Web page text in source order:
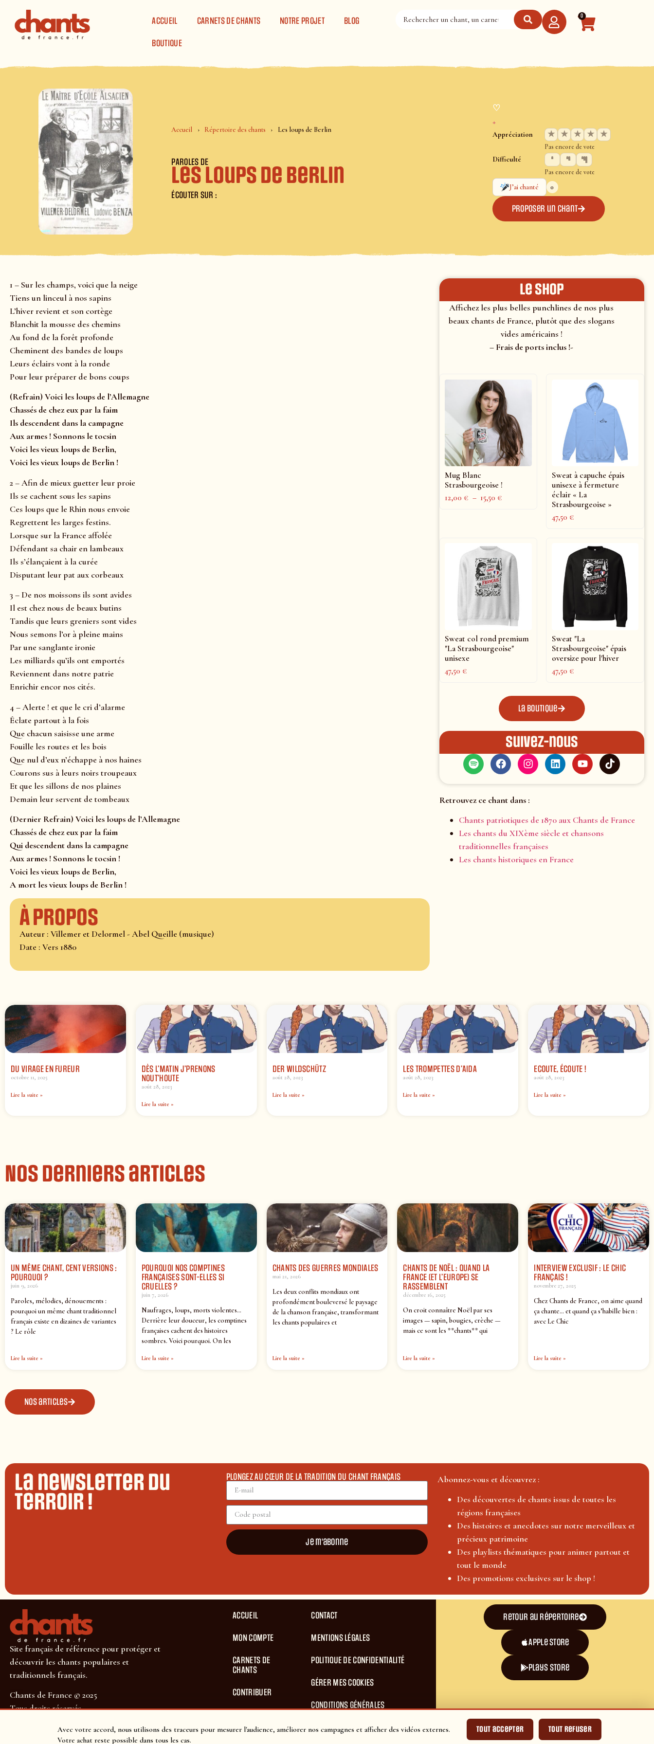
Avec votre accord, nous utilisons des traceurs pour mesurer l'audience, améliorer nos campagnes et afficher des vidéos externes.
Votre achat reste possible dans tous les cas.
Tout accepter Tout refuser
ACCUEIL CARNETS DE CHANTS NOTRE PROJET BLOG
BOUTIQUE
0
Accueil Répertoire des chants Les loups de Berlin
PAROLES DE
Les loups de Berlin
ÉCOUTER SUR :
♡
+
Appréciation ★ ★ ★ ★ ★
Pas encore de vote
Difficulté
Pas encore de vote
J’ai chanté
0
Proposer un chant
1 – Sur les champs, voici que la neige
Tiens un linceul à nos sapins
L’hiver revient et son cortège
Blanchit la mousse des chemins
Au fond de la forêt profonde
Cheminent des bandes de loups
Leurs éclairs vont à la ronde
Pour leur préparer de bons coups
(Refrain) Voici les loups de l’Allemagne
Chassés de chez eux par la faim
Ils descendent dans la campagne
Aux armes ! Sonnons le tocsin
Voici les vieux loups de Berlin,
Voici les vieux loups de Berlin !
2 – Afin de mieux guetter leur proie
Ils se cachent sous les sapins
Ces loups que le Rhin nous envoie
Regrettent les larges festins.
Lorsque sur la France affolée
Défendant sa chair en lambeaux
Ils s’élançaient à la curée
Disputant leur pat aux corbeaux
3 – De nos moissons ils sont avides
Il est chez nous de beaux butins
Tandis que leurs greniers sont vides
Nous semons l’or à pleine mains
Par une sanglante ironie
Les milliards qu’ils ont emportés
Reviennent dans notre patrie
Enrichir encor nos cités.
4 – Alerte ! et que le cri d’alarme
Éclate partout à la fois
Que chacun saisisse une arme
Fouille les routes et les bois
Que nul d’eux n’échappe à nos haines
Courons sus à leurs noirs troupeaux
Et que les sillons de nos plaines
Demain leur servent de tombeaux
(Dernier Refrain) Voici les loups de l’Allemagne
Chassés de chez eux par la faim
Qui descendent dans la campagne
Aux armes ! Sonnons le tocsin !
Voici les vieux loups de Berlin,
A mort les vieux loups de Berlin !
À propos
Auteur : Villemer et Delormel - Abel Queille (musique)
Date : Vers 1880
le shop
Affichez les plus belles punchlines de nos plus
beaux chants de France, plutôt que des slogans
vides américains !
– Frais de ports inclus !-
Mug Blanc
Strasbourgeoise !
12,00€ – 15,50€
Sweat à capuche épais
unisexe à fermeture
éclair « La
Strasbourgeoise »
47,50€
Sweat col rond premium
"La Strasbourgeoise"
unisexe
47,50€
Sweat "La
Strasbourgeoise" épais
oversize pour l'hiver
47,50€
La boutique
Suivez-nous
Retrouvez ce chant dans :
Chants patriotiques de 1870 aux Chants de France
Les chants du XIXème siècle et chansons
traditionnelles françaises
Les chants historiques en France
DU VIRAGE EN FUREUR
octobre 11, 2025
Lire la suite »
DÈS L’MATIN J’PRENONS
NOUT’HOUTE
août 28, 2023
Lire la suite »
DER WILDSCHÜTZ
août 28, 2023
Lire la suite »
LES TROMPETTES D’AIDA
août 28, 2023
Lire la suite »
ECOUTE, ÉCOUTE !
août 28, 2023
Lire la suite »
Nos derniers articles
UN MÊME CHANT, CENT VERSIONS :
POURQUOI ?
juin 9, 2026
Paroles, mélodies, dénouements :
pourquoi un même chant traditionnel
français existe en dizaines de variantes
? Le rôle
Lire la suite »
POURQUOI NOS COMPTINES
FRANÇAISES SONT-ELLES SI
CRUELLES ?
juin 7, 2026
Naufrages, loups, morts violentes…
Derrière leur douceur, les comptines
françaises cachent des histoires
sombres. Voici pourquoi. On les
Lire la suite »
CHANTS DES GUERRES MONDIALES
mai 21, 2026
Les deux conflits mondiaux ont
profondément bouleversé le paysage
de la chanson française, transformant
les chants populaires et
Lire la suite »
CHANTS DE NOËL : QUAND LA
FRANCE (ET L’EUROPE) SE
RASSEMBLENT
décembre 16, 2025
On croit connaître Noël par ses
images — sapin, bougies, crèche —
mais ce sont les **chants** qui
Lire la suite »
INTERVIEW EXCLUSIF : LE CHIC
FRANÇAIS !
novembre 27, 2025
Chez Chants de France, on aime quand
ça chante… et quand ça s’habille bien :
avec Le Chic
Lire la suite »
Nos articles
La newsletter du
terroir !
PLONGEZ AU CŒUR DE LA TRADITION DU CHANT FRANÇAIS
Je m'abonne
Abonnez-vous et découvrez :
Des découvertes de chants issus de toutes les
régions françaises
Des histoires et anecdotes sur notre merveilleux et
précieux patrimoine
Des playlists thématiques pour animer partout et
tout le monde
Des promotions exclusives sur le shop !
Site français de référence pour protéger et
découvrir les chants populaires et
traditionnels français.
Chants de France © 2025
Tous droits réservés
SUIVEZ-NOUS POUR NE RIEN MANQUER !
ACCUEIL
MON COMPTE
CARNETS DE
CHANTS
CONTRIBUER
CONTACT
MENTIONS LÉGALES
POLITIQUE DE CONFIDENTIALITÉ
GÉRER MES COOKIES
CONDITIONS GÉNÉRALES
CONDITIONS GÉNÉRALES DE VENTES
Retour au répertoire
Apple Store
plays store